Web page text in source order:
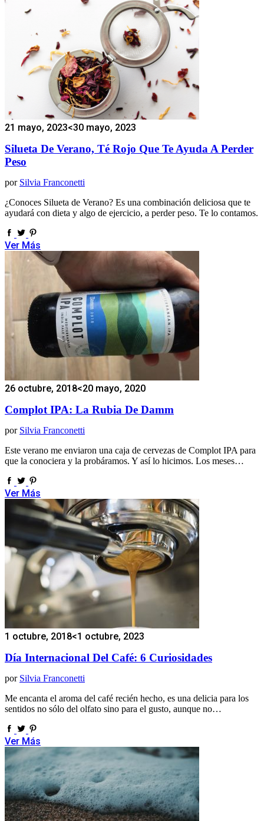
21 mayo, 2023<30 mayo, 2023
Silueta De Verano, Té Rojo Que Te Ayuda A Perder
Peso
por Silvia Franconetti
¿Conoces Silueta de Verano? Es una combinación deliciosa que te
ayudará con dieta y algo de ejercicio, a perder peso. Te lo contamos.
Ver Más
26 octubre, 2018<20 mayo, 2020
Complot IPA: La Rubia De Damm
por Silvia Franconetti
Este verano me enviaron una caja de cervezas de Complot IPA para
que la conociera y la probáramos. Y así lo hicimos. Los meses…
Ver Más
1 octubre, 2018<1 octubre, 2023
Día Internacional Del Café: 6 Curiosidades
por Silvia Franconetti
Me encanta el aroma del café recién hecho, es una delicia para los
sentidos no sólo del olfato sino para el gusto, aunque no…
Ver Más